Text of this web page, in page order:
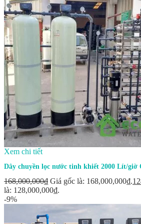
Xem chi tiết
Dây chuyền lọc nước tinh khiết 2000 Lít/giờ
168,000,000₫ Giá gốc là: 168,000,000₫.
là: 128,000,000₫.
-9%